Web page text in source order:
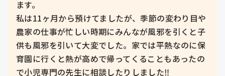
ます。
私は11ヶ月から預けてましたが、季節の変わり目や
農家の仕事が忙しい時期にみんなが風邪を引くと子
供も風邪を引いて大変でした。家では平熱なのに保
育園に行くと熱が高めで帰ってくることもあったの
で小児専門の先生に相談したりしました‼️